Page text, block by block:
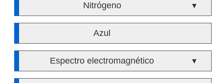
Nitrógeno ▼
Azul
Espectro electromagnético ▼